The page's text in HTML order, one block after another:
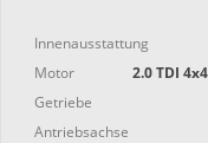
Innenausstattung
Motor
2.0 TDI
Getriebe
Antriebsachse